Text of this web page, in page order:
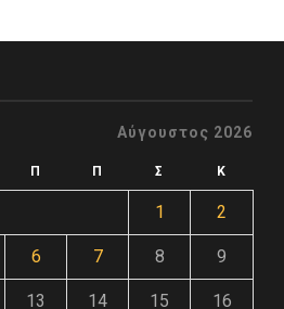
Αύγουστος 2026
Π Π Σ Κ
1 2
6 7 8 9
13 14 15 16